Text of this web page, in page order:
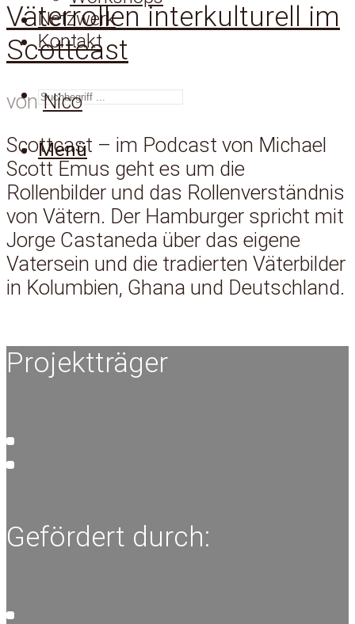
Netzwerk
Kontakt
Menü
Väterrollen interkulturell im
Scottcast
vonNico
Scottcast – im Podcast von Michael
Scott Emus geht es um die
Rollenbilder und das Rollenverständnis
von Vätern. Der Hamburger spricht mit
Jorge Castaneda über das eigene
Vatersein und die tradierten Väterbilder
in Kolumbien, Ghana und Deutschland.
Projektträger
Gefördert durch: